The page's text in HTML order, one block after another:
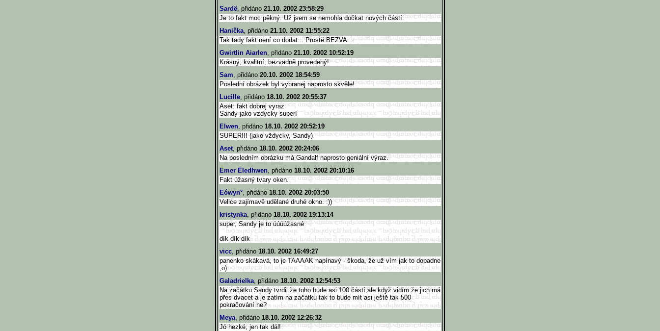
Sardë, přidáno 21.10. 2002 23:58:29
Je to fakt moc pěkný. Už jsem se nemohla dočkat nových částí.
Hanička, přidáno 21.10. 2002 11:55:22
Tak tady fakt není co dodat... Prostě BEZVA...
Gwirtlin Aiarlen, přidáno 21.10. 2002 10:52:19
Krásný, kvalitní, bezvadně provedený!
Sam, přidáno 20.10. 2002 18:54:59
Poslední obrázek byl vybranej naprosto skvěle!
Lucille, přidáno 18.10. 2002 20:55:37
Aset: fakt dobrej vyraz
Sandy jako vzdycky super!
Elwen, přidáno 18.10. 2002 20:52:19
SUPER!!! (jako vždycky, Sandy)
Aset, přidáno 18.10. 2002 20:24:06
Na posledním obrázku má Gandalf naprosto geniální výraz.
Emer Eledhwen, přidáno 18.10. 2002 20:10:16
Fakt úžasný tvary oken.
Eówyn°, přidáno 18.10. 2002 20:03:50
Velice zajímavě udělané druhé okno. :))
kristynka, přidáno 18.10. 2002 19:13:14
super, Sandy je to úúúúžasné
dík dík dík
vicc, přidáno 18.10. 2002 16:49:27
panenko skákavá, to je TAAAAK napínavý - škoda, že už vím jak to dopadne
;o)
Galadrielka, přidáno 18.10. 2002 12:54:53
Na začátku Sandy tvrdil že toho bude asi 100 částí,ale když vidím že jich má
přes dvacet a je zatím na začátku tak to bude mít asi ještě tak 500
pokračování ne?
Meya, přidáno 18.10. 2002 12:26:32
Jó hezké, jen tak dál!